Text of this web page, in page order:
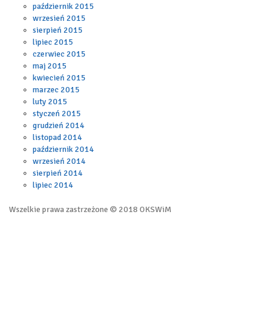
październik 2015
wrzesień 2015
sierpień 2015
lipiec 2015
czerwiec 2015
maj 2015
kwiecień 2015
marzec 2015
luty 2015
styczeń 2015
grudzień 2014
listopad 2014
październik 2014
wrzesień 2014
sierpień 2014
lipiec 2014
Wszelkie prawa zastrzeżone © 2018 OKSWiM